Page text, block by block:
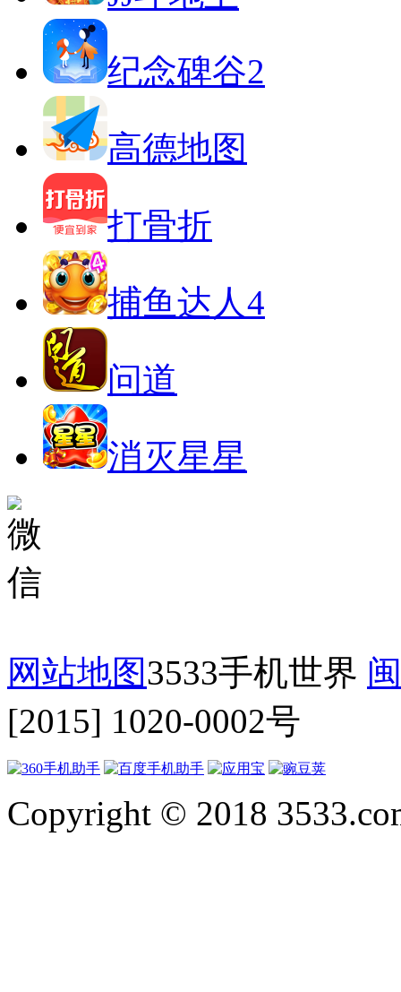
纪念碑谷2
高德地图
打骨折
捕鱼达人4
问道
消灭星星
网站地图3533手机世界
[2015] 1020-0002号
Copyright © 2018